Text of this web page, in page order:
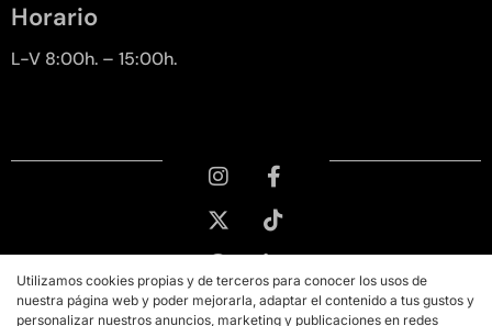
Horario
L-V 8:00h. – 15:00h.
Utilizamos cookies propias y de terceros para conocer los usos de
nuestra página web y poder mejorarla, adaptar el contenido a tus gustos y
personalizar nuestros anuncios, marketing y publicaciones en redes